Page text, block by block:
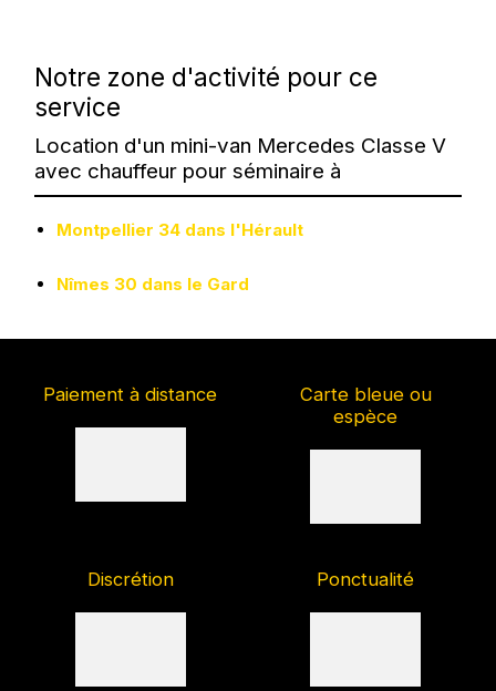
Notre zone d'activité pour ce
service
Location d'un mini-van Mercedes Classe V
avec chauffeur pour séminaire à
Montpellier 34 dans l'Hérault
Nîmes 30 dans le Gard
Paiement à distance
Carte bleue ou
espèce
Discrétion Ponctualité